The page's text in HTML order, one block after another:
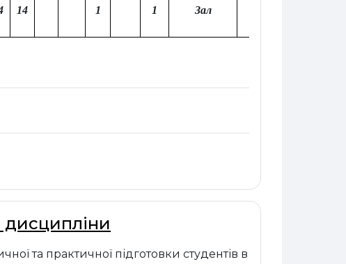
14 1 1 Зал
дисципліни
та практичної підготовки студентів в